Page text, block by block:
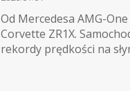
Od Mercedesa AMG-
Corvette ZR1X.
rekordy prędkości na